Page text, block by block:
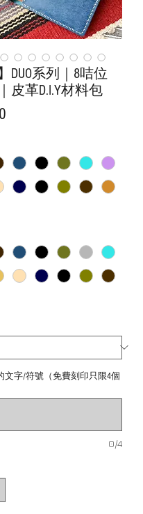
DUO系列｜8咭位
皮革D.I.Y材料包
文字/符號（免費刻印只限4個
0/4